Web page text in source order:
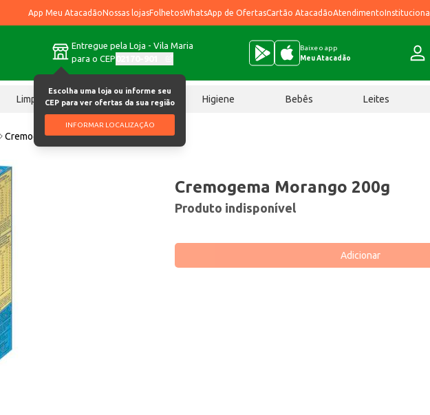
App Meu AtacadãoNossas lojasFolhetosWhatsApp de OfertasCartão AtacadãoAtendimentoInstitucional
Entregue pela Loja - Vila Maria
para o CEP
Escolha uma loja ou informe seu
CEP para ver ofertas da sua região
INFORMAR LOCALIZAÇÃO
Baixe o app
Meu Atacadão
Limpeza Chocolates Higiene Bebês Leites
Cremogema Morango 200g
Cremogema Morango 200g
Produto indisponível
Adicionar